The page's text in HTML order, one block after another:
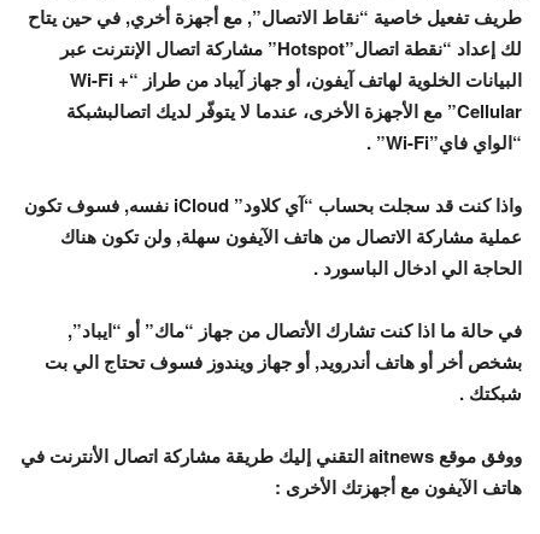
طريف تفعيل خاصية “نقاط الاتصال”, مع أجهزة أخري, في حين يتاح
لك إعداد “نقطة اتصال”Hotspot” مشاركة اتصال الإنترنت عبر
البيانات الخلوية لهاتف آيفون، أو جهاز آيباد من طراز “Wi-Fi +
Cellular” مع الأجهزة الأخرى، عندما لا يتوفّر لديك اتصالبشبكة
“الواي فاي”Wi-Fi” .
واذا كنت قد سجلت بحساب “آي كلاود” iCloud نفسه, فسوف تكون
عملية مشاركة الاتصال من هاتف الآيفون سهلة, ولن تكون هناك
الحاجة الي ادخال الباسورد .
في حالة ما اذا كنت تشارك الأتصال من جهاز “ماك” أو “ايباد”,
بشخص أخر أو هاتف أندرويد, أو جهاز ويندوز فسوف تحتاج الي بت
شبكتك .
ووفق موقع aitnews التقني إليك طريقة مشاركة اتصال الأنترنت في
هاتف الآيفون مع أجهزتك الأخرى :